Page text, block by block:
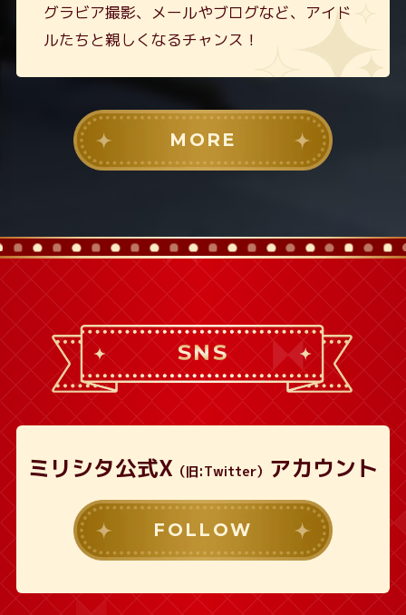
グラビア撮影、メールやブログなど、アイド
ルたちと親しくなるチャンス！
MORE
SNS
ミリシタ公式X （旧:Twitter） アカウント
FOLLOW